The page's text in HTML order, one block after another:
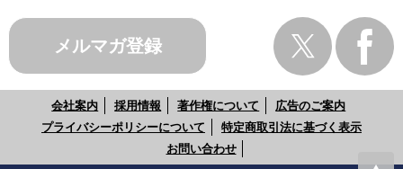
メルマガ登録
会社案内 採用情報 著作権について
広告のご案内
プライバシーポリシーについて
特定商取引法に基づく表示
お問い合わせ